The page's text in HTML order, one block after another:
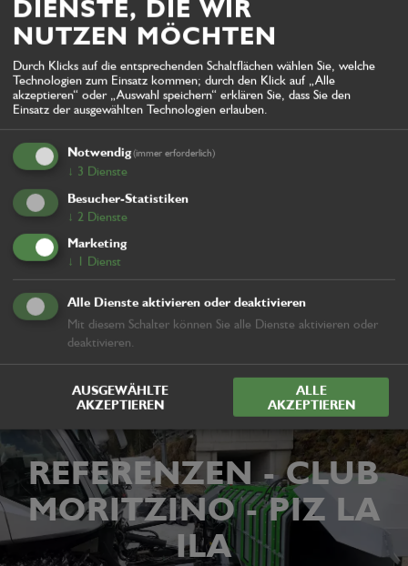
REFERENZEN -
KRONPLATZ
REFERENZEN - CLUB
MORITZINO - PIZ LA
ILA
DIENSTE, DIE WIR
NUTZEN MÖCHTEN
Durch Klicks auf die entsprechenden Schaltflächen wählen Sie, welche
Technologien zum Einsatz kommen; durch den Klick auf „Alle
akzeptieren“ oder „Auswahl speichern“ erklären Sie, dass Sie den
Einsatz der ausgewählten Technologien erlauben.
Notwendig(immer erforderlich)
↓ 3 Dienste
Besucher-Statistiken
↓ 2 Dienste
Marketing
↓ 1 Dienst
Alle Dienste aktivieren oder deaktivieren
Mit diesem Schalter können Sie alle Dienste aktivieren oder
deaktivieren.
AUSGEWÄHLTE
AKZEPTIEREN
ALLE
AKZEPTIEREN